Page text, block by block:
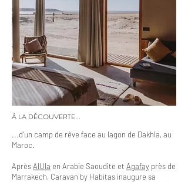
À LA DÉCOUVERTE...
...d'un camp de rêve face au lagon de Dakhla, au
Maroc.
Après AlUla en Arabie Saoudite et Agafay près de
Marrakech, Caravan by Habitas inaugure sa